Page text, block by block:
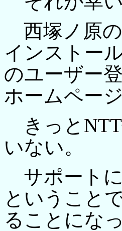
西塚ノ原
インストー
のユーザー
ホームペー
きっとNTT
いない。
サポート
ということ
ることになっ